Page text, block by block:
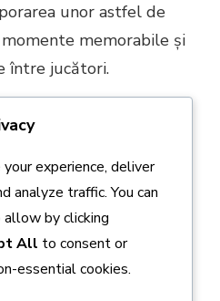
unor astfel de
memorabile și
între jucători.
pentru acțiuni
asemenea un rol în
un element de
Jucătorii pot suferi
acțiuni precum
experience, deliver
analyze traffic. You can
by clicking
All to consent or
essential cookies.